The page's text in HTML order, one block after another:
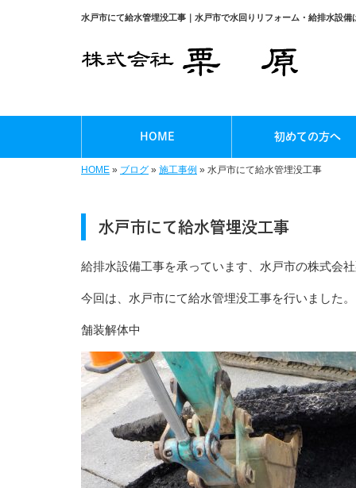
水戸市にて給水管埋没工事｜水戸市で水回りリフォーム・給排水設備
HOME 初めての方へ
HOME » ブログ » 施工事例 » 水戸市にて給水管埋没工事
水戸市にて給水管埋没工事
給排水設備工事を承っています、水戸市の株式会
今回は、水戸市にて給水管埋没工事を行いました。
舗装解体中